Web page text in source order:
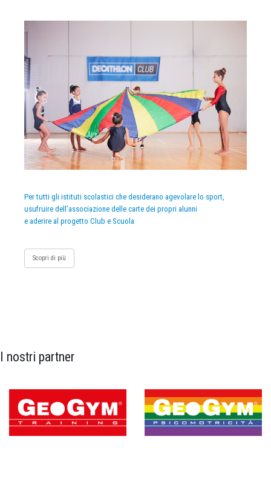
Per tutti gli istituti scolastici che desiderano agevolare lo sport,
usufruire dell’associazione delle carte dei propri alunni
e aderire al progetto Club e Scuola
Scopri di più
I nostri partner